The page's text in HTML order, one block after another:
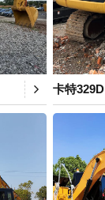
卡特329D